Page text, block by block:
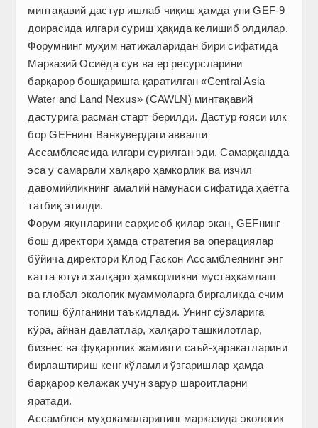
минтақавий дастур ишлаб чиқиш ҳамда уни GEF-9
доирасида илгари суриш ҳақида келишиб олдилар.
Форумнинг муҳим натижаларидан бири сифатида
Марказий Осиёда сув ва ер ресурсларини
барқарор бошқаришга қаратилган «Central Asia
Water and Land Nexus» (CAWLN) минтақавий
дастурига расман старт берилди. Дастур ғояси илк
бор GEFнинг Ванкувердаги аввалги
Ассамблеясида илгари сурилган эди. Самарқандда
эса у самарали халқаро ҳамкорлик ва изчил
давомийликнинг амалий намунаси сифатида ҳаётга
татбиқ этилди.
Форум якунларини сарҳисоб қилар экан, GEFнинг
бош директори ҳамда стратегия ва операциялар
бўйича директори Клод Гаскон Ассамблеянинг энг
катта ютуғи халқаро ҳамкорликни мустаҳкамлаш
ва глобал экологик муаммоларга биргаликда ечим
топиш бўлганини таъкидлади. Унинг сўзларига
кўра, айнан давлатлар, халқаро ташкилотлар,
бизнес ва фуқаролик жамияти саъй-ҳаракатларини
бирлаштириш кенг кўламли ўзгаришлар ҳамда
барқарор келажак учун зарур шароитларни
яратади.
Ассамблея муҳокамаларининг марказида экологик